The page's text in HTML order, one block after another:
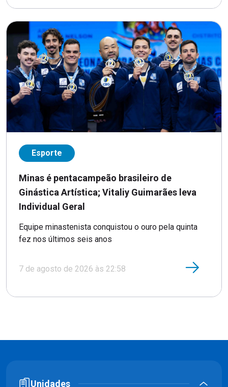
Esporte
Minas é pentacampeão brasileiro de
Ginástica Artística; Vitaliy Guimarães leva
Individual Geral
Equipe minastenista conquistou o ouro pela quinta
fez nos últimos seis anos
7 de agosto de 2026 às 22:58
Unidades